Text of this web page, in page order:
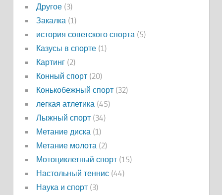
Другое(3)
Закалка (1)
история советского спорта (5)
Казусы в спорте(1)
Картинг(2)
Конный спорт(20)
Конькобежный спорт(32)
легкая атлетика (45)
Лыжный спорт(34)
Метание диска (1)
Метание молота (2)
Мотоциклетный спорт(15)
Настольный теннис(44)
Наука и спорт(3)